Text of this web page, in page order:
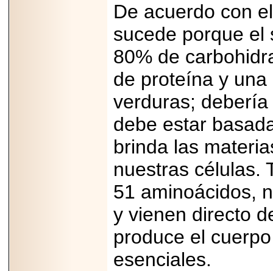
De acuerdo con
sucede porque el
80% de
de proteína y
verduras;
debe estar
brinda las
nuestras células.
51 aminoácidos,
y vienen directo
produce el
esenciales.